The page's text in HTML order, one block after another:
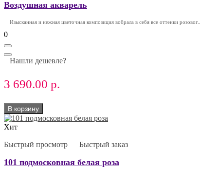
Воздушная акварель
Изысканная и нежная цветочная композиция вобрала в себя все оттенки розовог..
0
Нашли дешевле?
3 690.00 р.
В корзину
Хит
Быстрый просмотр Быстрый заказ
101 подмосковная белая роза